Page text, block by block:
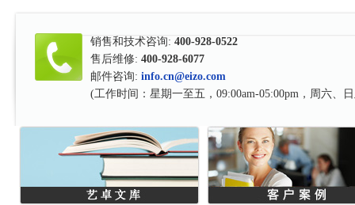
销售和技术咨询: 400-928-0522
售后维修: 400-928-6077
邮件咨询: info.cn@eizo.com
(工作时间：星期一至五，09:00am-05:00pm，周六、